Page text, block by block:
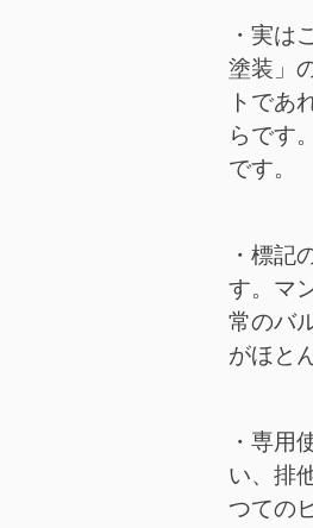
・実
塗装」
トであ
らです
です。
・標記
す。マ
常のバ
がほと
・専用
い、排
つての